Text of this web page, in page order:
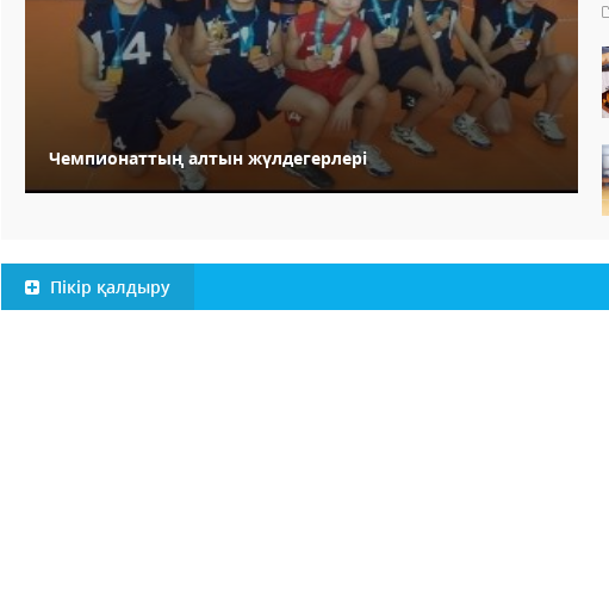
Чемпионаттың алтын жүлдегерлері
Пікір қалдыру